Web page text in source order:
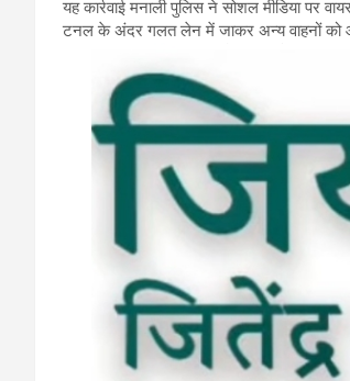
यह कार्रवाई मनाली पुलिस ने सोशल मीडिया पर
टनल के अंदर गलत लेन में जाकर अन्य वाहनों को